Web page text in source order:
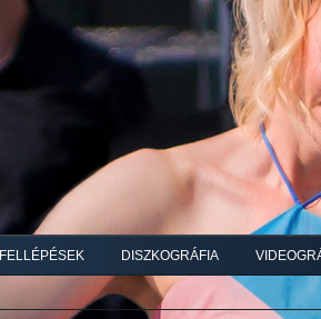
FELLÉPÉSEK DISZKOGRÁFIA